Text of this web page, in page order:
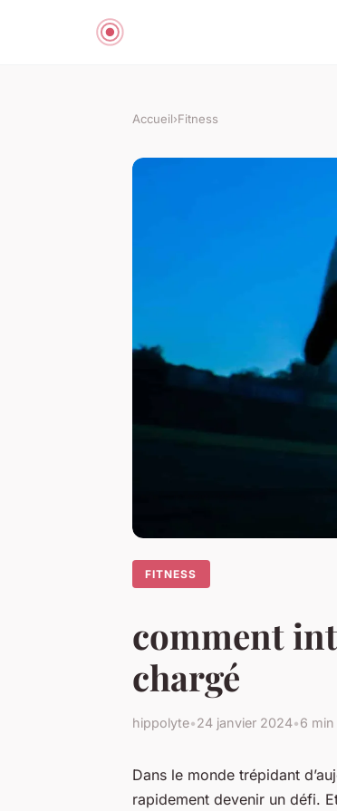
Accueil›Fitness
FITNESS
comment
chargé
hippolyte•24 janvier 2024•6
Dans le monde trépidant
rapidement devenir un défi.